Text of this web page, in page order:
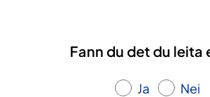
Fann du det du leita
Ja Nei